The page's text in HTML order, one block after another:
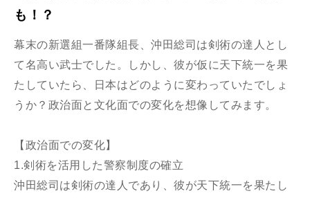
も！？
幕末の新選組一番隊組長、沖田総司は剣術の達人とし
て名高い武士でした。しかし、彼が仮に天下統一を果
たしていたら、日本はどのように変わっていたでしょ
うか？政治面と文化面での変化を想像してみます。
【政治面での変化】
1.剣術を活用した警察制度の確立
沖田総司は剣術の達人であり、彼が天下統一を果たし